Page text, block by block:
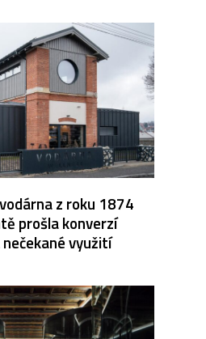
z roku 1874
prošla konverzí
využití